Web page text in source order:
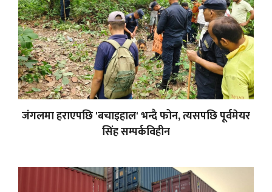
जंगलमा हराएपछि 'बचाइहाल' भन्दै फोन, त्यसपछि पूर्वमेयर
सिंह सम्पर्कविहीन